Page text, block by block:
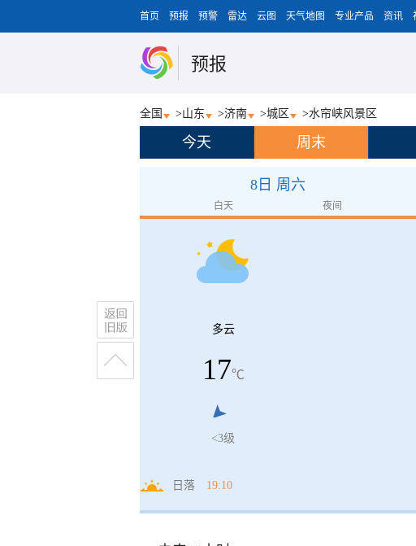
首页 预报 预警 雷达 云图 天气地图 专业产品 资讯
预报
全国 >山东 >济南 >城区 >水帘峡风景区
今天 周末
8日 周六
白天 夜间
多云
17℃
<3级
日落 19:10